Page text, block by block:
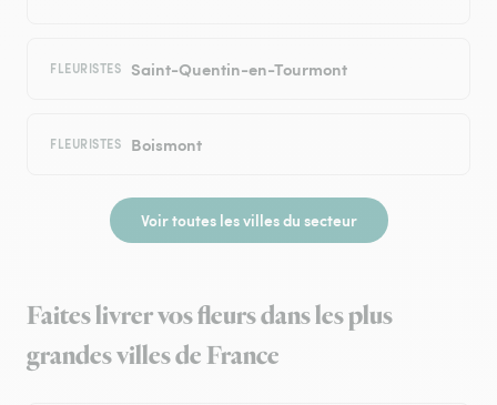
FLEURISTES Saint-Quentin-en-Tourmont
FLEURISTES Boismont
Voir toutes les villes du secteur
Faites livrer vos fleurs dans les plus
grandes villes de France